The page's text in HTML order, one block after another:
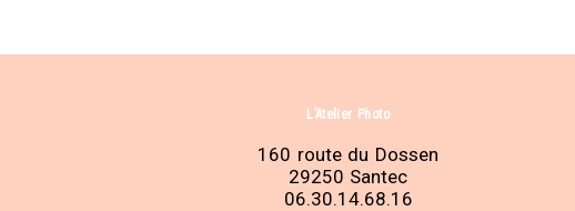
L’Atelier Photo
160 route du Dossen
29250 Santec
06.30.14.68.16